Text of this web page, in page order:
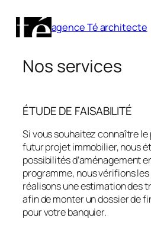
agence Té architecte
Nos services
ÉTUDE DE FAISABILITÉ
Si vous souhaitez connaître
futur projet immobilier, nous
possibilités d’aménagement
programme, nous vérifions
réalisons une estimation des
afin de monter un dossier de
pour votre banquier.